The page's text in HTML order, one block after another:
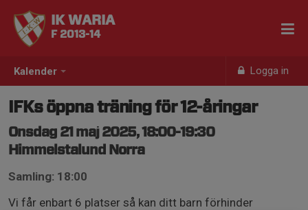
Kalender Logga in
IK WARIA
F 2013-14
IFKs öppna träning för 12-åringar
Onsdag 21 maj 2025, 18:00-19:30
Himmelstalund Norra
Samling: 18:00
Vi får enbart 6 platser så kan ditt barn förhinder